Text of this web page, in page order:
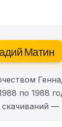
Матин
по 1988
скачиваний —